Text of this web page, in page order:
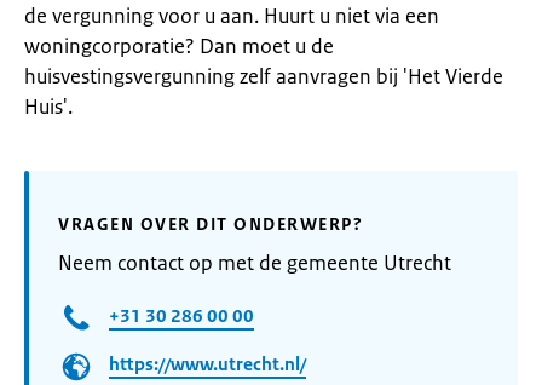
de vergunning voor u aan. Huurt u niet via een
woningcorporatie? Dan moet u de
huisvestingsvergunning zelf aanvragen bij 'Het Vierde
Huis'.
VRAGEN OVER DIT ONDERWERP?
Neem contact op met de gemeente Utrecht
+31 30 286 00 00
https://www.utrecht.nl/